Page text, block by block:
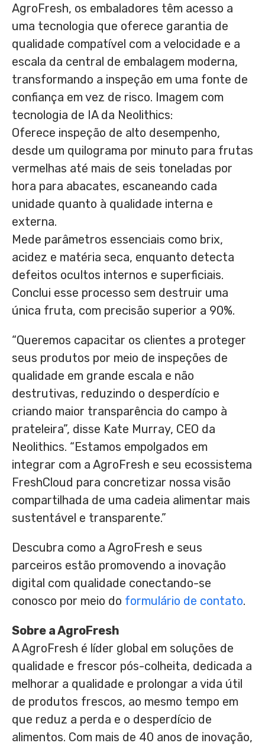
AgroFresh, os embaladores têm acesso a
uma tecnologia que oferece garantia de
qualidade compatível com a velocidade e a
escala da central de embalagem moderna,
transformando a inspeção em uma fonte de
confiança em vez de risco. Imagem com
tecnologia de IA da Neolithics:
Oferece inspeção de alto desempenho,
desde um quilograma por minuto para frutas
vermelhas até mais de seis toneladas por
hora para abacates, escaneando cada
unidade quanto à qualidade interna e
externa.
Mede parâmetros essenciais como brix,
acidez e matéria seca, enquanto detecta
defeitos ocultos internos e superficiais.
Conclui esse processo sem destruir uma
única fruta, com precisão superior a 90%.
“Queremos capacitar os clientes a proteger
seus produtos por meio de inspeções de
qualidade em grande escala e não
destrutivas, reduzindo o desperdício e
criando maior transparência do campo à
prateleira”, disse Kate Murray, CEO da
Neolithics. “Estamos empolgados em
integrar com a AgroFresh e seu ecossistema
FreshCloud para concretizar nossa visão
compartilhada de uma cadeia alimentar mais
sustentável e transparente.”
Descubra como a AgroFresh e seus
parceiros estão promovendo a inovação
digital com qualidade conectando-se
conosco por meio do formulário de contato.
Sobre a AgroFresh
A AgroFresh é líder global em soluções de
qualidade e frescor pós-colheita, dedicada a
melhorar a qualidade e prolongar a vida útil
de produtos frescos, ao mesmo tempo em
que reduz a perda e o desperdício de
alimentos. Com mais de 40 anos de inovação,